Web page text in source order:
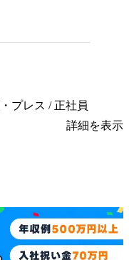
プレス / 正社員
詳細を表示